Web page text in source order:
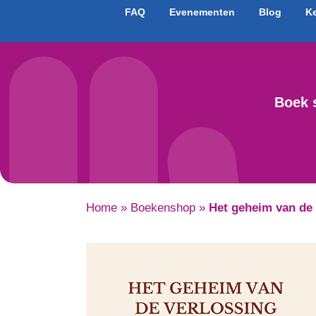
FAQ Evenementen Blog
Boek
Home » Boekenshop » Het geheim van